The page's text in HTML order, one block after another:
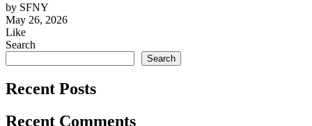
by SFNY
May 26, 2026
Like
Search
Search
Recent Posts
Recent Comments